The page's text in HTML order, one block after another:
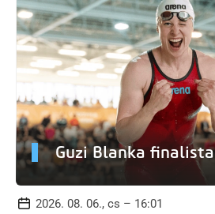
Guzi Blanka finalista
2026. 08. 06., cs – 16:01